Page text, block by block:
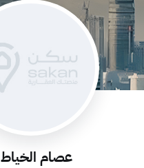
عصام الخياط